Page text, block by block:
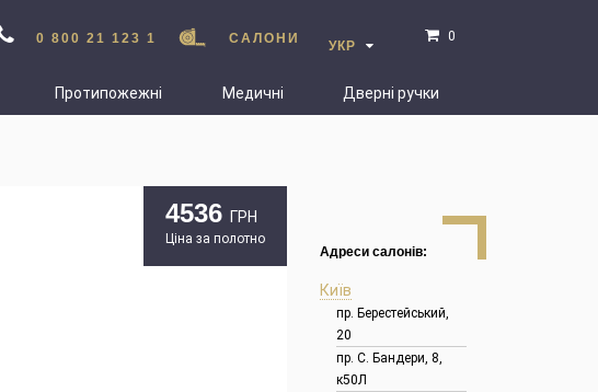
0 800 21 123 1 САЛОНИ УКР
0
Протипожежні Медичні Дверні ручки
4536 ГРН
Ціна за полотно
Адреси салонів:
Київ
пр. Берестейський,
20
пр. С. Бандери, 8,
к50Л